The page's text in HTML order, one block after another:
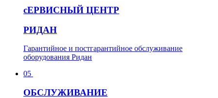
сЕРВИСНЫЙ ЦЕНТР
РИДАН
Гарантийное и постгарантийное обслуживание
оборудования Ридан
05
ОБСЛУЖИВАНИЕ